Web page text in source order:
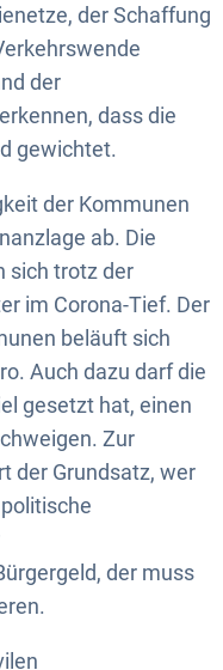
der Schaffung
der
dass die
gewichtet.
der Kommunen
ab. Die
sich trotz der
im Corona-Tief. Der
beläuft sich
Auch dazu darf die
gesetzt hat, einen
Zur
der Grundsatz, wer
der muss